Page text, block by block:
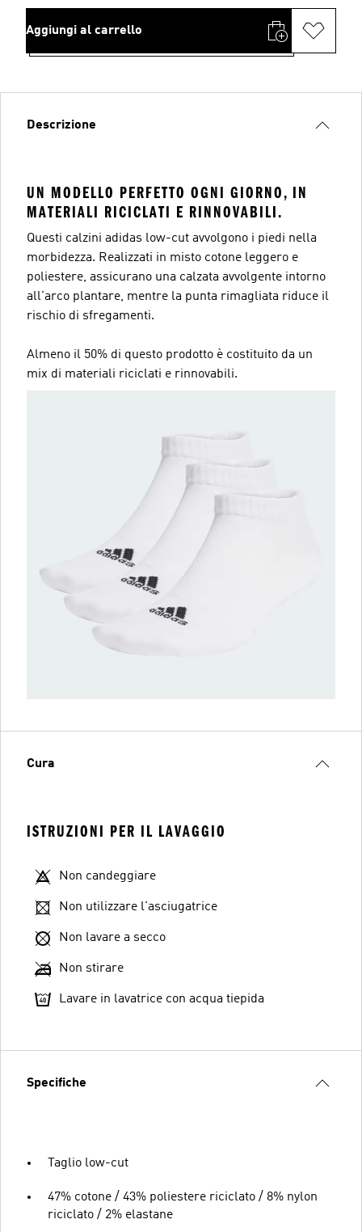
Aggiungi al carrello
Descrizione
UN MODELLO PERFETTO OGNI GIORNO, IN
MATERIALI RICICLATI E RINNOVABILI.
Questi calzini adidas low-cut avvolgono i piedi nella
morbidezza. Realizzati in misto cotone leggero e
poliestere, assicurano una calzata avvolgente intorno
all'arco plantare, mentre la punta rimagliata riduce il
rischio di sfregamenti.
Almeno il 50% di questo prodotto è costituito da un
mix di materiali riciclati e rinnovabili.
Cura
ISTRUZIONI PER IL LAVAGGIO
Non candeggiare
Non utilizzare l'asciugatrice
Non lavare a secco
Non stirare
Lavare in lavatrice con acqua tiepida
Specifiche
Taglio low-cut
47% cotone / 43% poliestere riciclato / 8% nylon
riciclato / 2% elastane